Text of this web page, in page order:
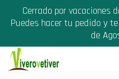
Cerrado por vacaciones
Puedes hacer tu pedido y
de